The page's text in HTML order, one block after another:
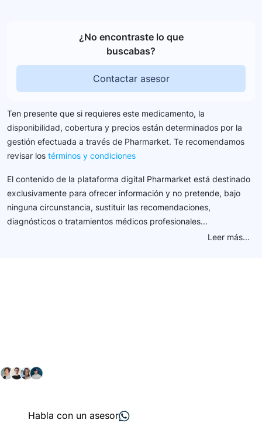
¿No encontraste lo que
buscabas?
Contactar asesor
Ten presente que si requieres este medicamento, la
disponibilidad, cobertura y precios están determinados por la
gestión efectuada a través de Pharmarket. Te recomendamos
revisar los términos y condiciones
El contenido de la plataforma digital Pharmarket está destinado
exclusivamente para ofrecer información y no pretende, bajo
ninguna circunstancia, sustituir las recomendaciones,
diagnósticos o tratamientos médicos profesionales...
Leer más...
Habla con un asesor